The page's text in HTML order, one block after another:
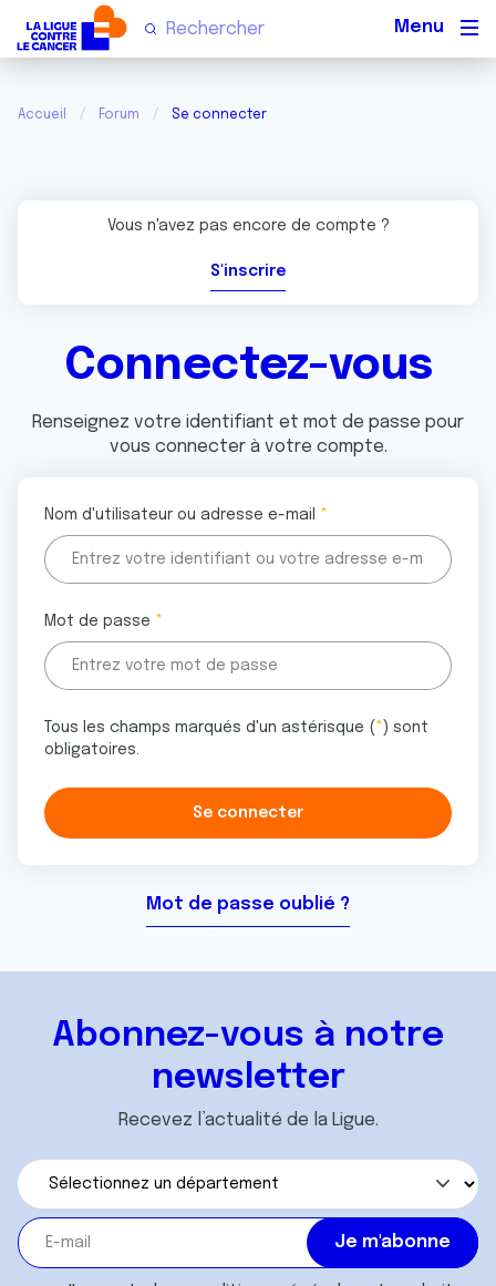
Accueil Forum Se connecter
Connectez-vous
Renseignez votre identifiant et mot de passe pour
vous connecter à votre compte.
Nom d'utilisateur ou adresse e-mail
Mot de passe
Tous les champs marqués d'un astérisque ( * ) sont
obligatoires.
Mot de passe oublié ?
Vous n'avez pas encore de compte ?
S'inscrire
Abonnez-vous à notre
newsletter
Recevez l’actualité de la Ligue.